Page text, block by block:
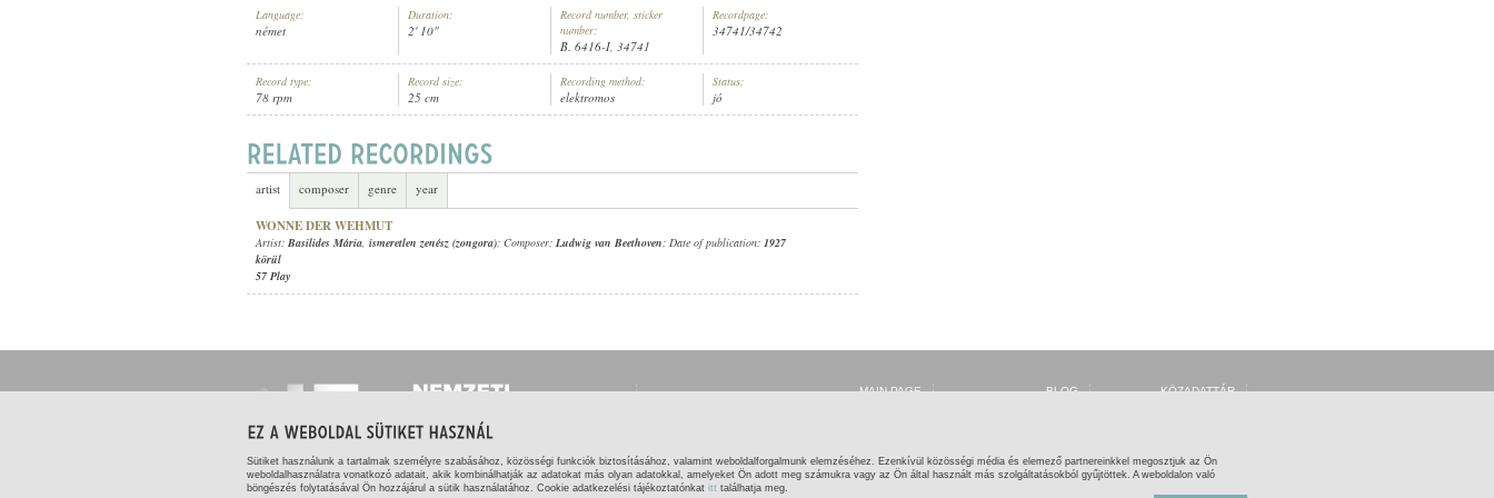
Language:
német
Duration:
2' 10"
Record number, sticker
number:
B. 6416-I, 34741
Recordpage:
34741/34742
Record type:
78 rpm
Record size:
25 cm
Recording method:
elektromos
Status:
jó
artist composer genre year
WONNE DER WEHMUT
Artist: Basilides Mária, ismeretlen zenész (zongora); Composer: Ludwig van Beethoven; Date of publication: 1927
körül
57 Play
Sütiket használunk a tartalmak személyre szabásához, közösségi funkciók biztosításához, valamint weboldalforgalmunk elemzéséhez. Ezenkívül közösségi média és elemező partnereinkkel megosztjuk az Ön
weboldalhasználatra vonatkozó adatait, akik kombinálhatják az adatokat más olyan adatokkal, amelyeket Ön adott meg számukra vagy az Ön által használt más szolgáltatásokból gyűjtöttek. A weboldalon való
böngészés folytatásával Ön hozzájárul a sütik használatához. Cookie adatkezelési tájékoztatónkat itt találhatja meg.
KÖZADATTÁR
OSZK ZENEMŰTÁR
BLOG
MAIN PAGE
CONTACT